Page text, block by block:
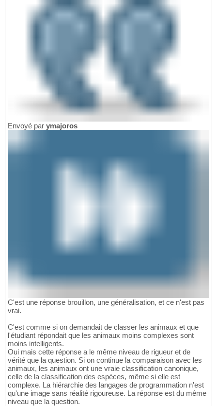
Envoyé par ymajoros
C'est une réponse brouillon, une généralisation, et ce n'est pas
vrai.
C'est comme si on demandait de classer les animaux et que
l'étudiant répondait que les animaux moins complexes sont
moins intelligents.
Oui mais cette réponse a le même niveau de rigueur et de
vérité que la question. Si on continue la comparaison avec les
animaux, les animaux ont une vraie classification canonique,
celle de la classification des espèces, même si elle est
complexe. La hiérarchie des langages de programmation n'est
qu'une image sans réalité rigoureuse. La réponse est du même
niveau que la question.